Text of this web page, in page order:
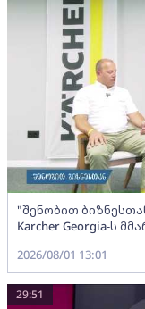
"შენობით
Karcher Georgia-ს
2026/08/01 13:01
29:51